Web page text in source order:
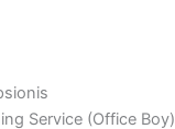
Service (Office Boy)